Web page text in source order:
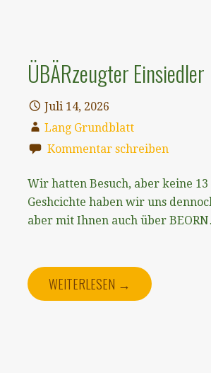
ÜBÄRzeugter Einsiedler
Juli 14, 2026
Lang Grundblatt
Kommentar schreiben
Wir hatten Besuch, aber keine
Geshcichte haben wir uns
aber mit Ihnen auch über
WEITERLESEN →